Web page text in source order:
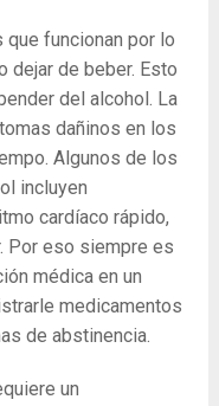
funcionan por lo
dejar de beber. Esto
del alcohol. La
dañinos en los
Algunos de los
incluyen
cardíaco rápido,
Por eso siempre es
médica en un
medicamentos
de abstinencia.
un